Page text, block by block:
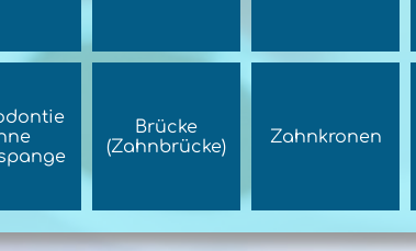
Brücke
(Zahnbrücke)
Zahnkronen